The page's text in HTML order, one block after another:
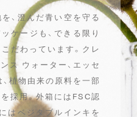
、澄んだ青い空を守る
ケージも、できる限り
だわっています。 クレ
ス ウォーター、エッセ
植物由来の原料を一部
採用。外箱にはFSC認
はベジタブルインキを